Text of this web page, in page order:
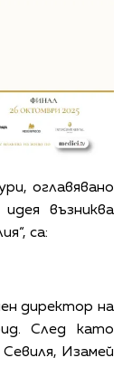
оглавявано
възниква
са:
директор на
След като
Изамей